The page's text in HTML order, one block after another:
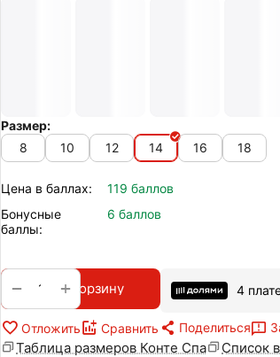
Размер:
8
10 12 14 16 18
Цена в баллах:
119 баллов
Бонусные
баллы:
6 баллов
+
− В корзину 4
Отложить Сравнить Поделиться
Таблица размеров Конте Спа Список